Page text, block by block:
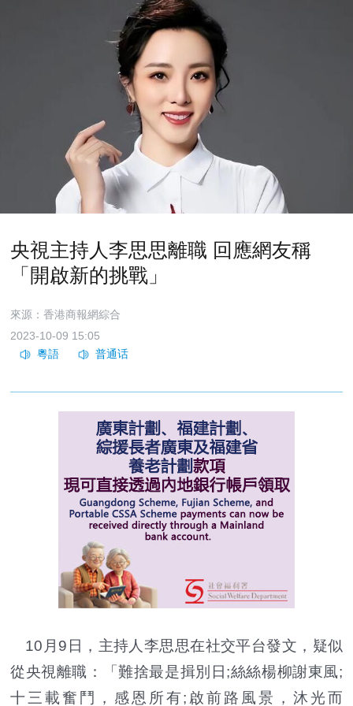
央視主持人李思思離職 回應網友稱
「開啟新的挑戰」
來源：香港商報網綜合
2023-10-09 15:05
10月9日，主持人李思思在社交平台發文，疑似
從央視離職：「難捨最是揖別日;絲絲楊柳謝東風;
十三載奮鬥，感恩所有;啟前路風景，沐光而